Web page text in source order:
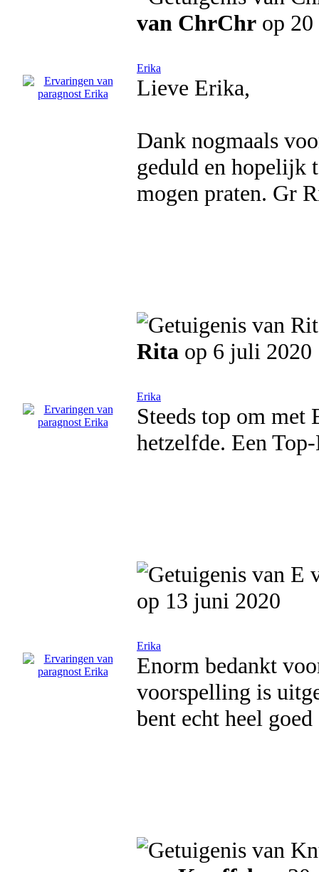
van ChrChr op
Erika
Lieve Erika,
Dank nogmaals
geduld en hopelijk
mogen praten. Gr
Rita op 6 juli 2020
Erika
Steeds top om
hetzelfde. Een
op 13 juni 2020
Erika
Enorm bedankt
voorspelling is
bent echt heel